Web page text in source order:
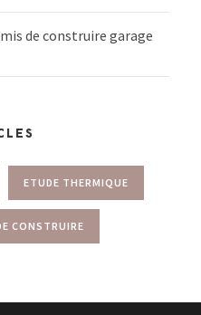
de construire garage
ETUDE THERMIQUE
CONSTRUIRE